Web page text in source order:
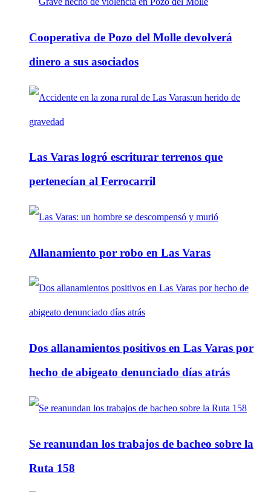
Cooperativa de Pozo del Molle devolverá
dinero a sus asociados
Las Varas logró escriturar terrenos que
pertenecían al Ferrocarril
Allanamiento por robo en Las Varas
Dos allanamientos positivos en Las Varas por
hecho de abigeato denunciado días atrás
Se reanundan los trabajos de bacheo sobre la
Ruta 158